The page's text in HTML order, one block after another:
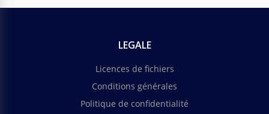
LEGALE
Licences de fichiers
Conditions générales
Politique de confidentialité